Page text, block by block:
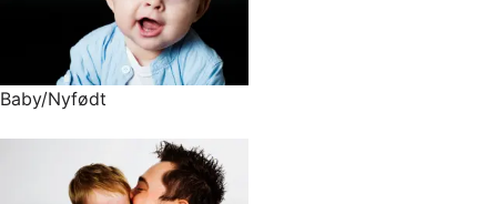
Baby/Nyfødt